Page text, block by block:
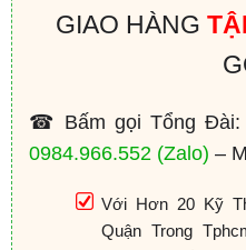
GIAO HÀNG
☎ Bấm gọi Tổng Đài:
0984.966.552 (Zalo) –
Với Hơn 20 Kỹ
Quận Trong